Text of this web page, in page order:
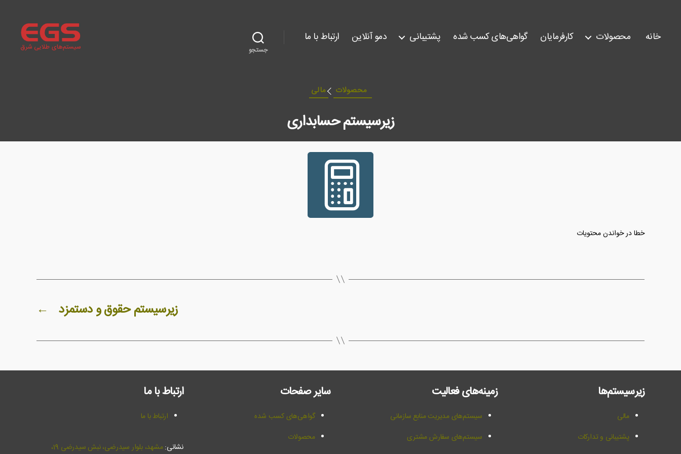
خانه محصولات کارفرمایان گواهی‌های کسب شده پشتیبانی دمو آنلاین ارتباط با ما
جستجو
دسته‌هامحصولات مالی
زیرسیستم حسابداری
خطا در خواندن محتویات
← زیرسیستم حقوق و دستمزد
زیرسیستم‌ها
مالی
پشتیبانی و تدارکات
زمینه‌های فعالیت
سیستم‌های مدیریت منابع سازمانی
سیستم‌های سفارش مشتری
سایر صفحات
گواهی‌های کسب شده
محصولات
ارتباط با ما
ارتباط با ما
نشانی:
مشهد، بلوار سیدرضی، نبش سيدرضي 19،